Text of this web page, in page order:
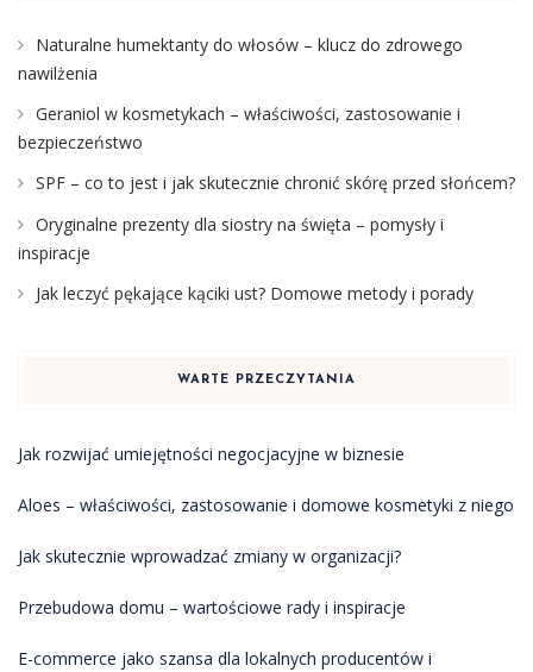
Naturalne humektanty do włosów – klucz do zdrowego
nawilżenia
Geraniol w kosmetykach – właściwości, zastosowanie i
bezpieczeństwo
SPF – co to jest i jak skutecznie chronić skórę przed słońcem?
Oryginalne prezenty dla siostry na święta – pomysły i
inspiracje
Jak leczyć pękające kąciki ust? Domowe metody i porady
WARTE PRZECZYTANIA
Jak rozwijać umiejętności negocjacyjne w biznesie
Aloes – właściwości, zastosowanie i domowe kosmetyki z niego
Jak skutecznie wprowadzać zmiany w organizacji?
Przebudowa domu – wartościowe rady i inspiracje
E-commerce jako szansa dla lokalnych producentów i